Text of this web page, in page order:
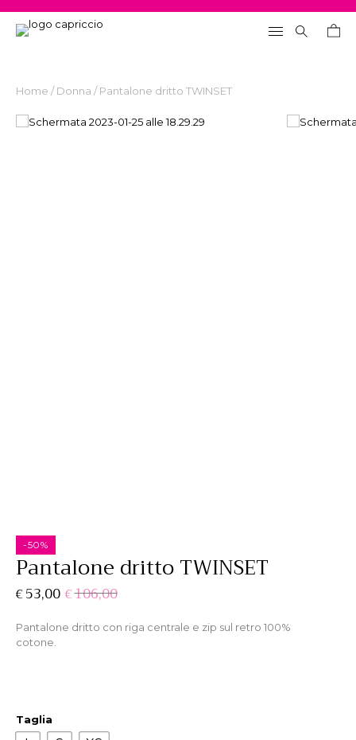
Search
for:
Home /Donna / Pantalone dritto TWINSET
-50%
Pantalone dritto TWINSET
€106,00
Il
originale
era:
€53,00
Il
attuale
è:
Pantalone dritto con riga centrale e zip sul retro 100%
cotone.
Taglia